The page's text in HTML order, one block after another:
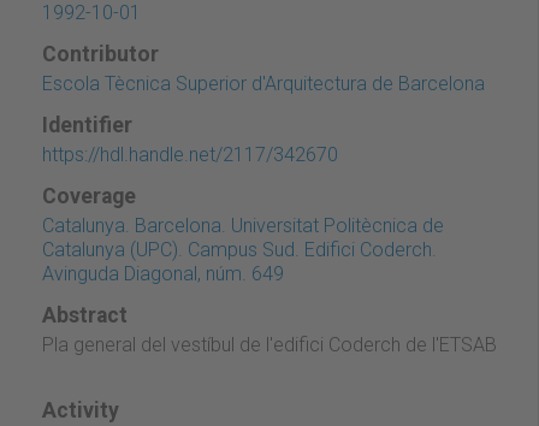
1992-10-01
Contributor
Escola Tècnica Superior d'Arquitectura de Barcelona
Identifier
https://hdl.handle.net/2117/342670
Coverage
Catalunya. Barcelona. Universitat Politècnica de
Catalunya (UPC). Campus Sud. Edifici Coderch.
Avinguda Diagonal, núm. 649
Abstract
Pla general del vestíbul de l'edifici Coderch de l'ETSAB
Activity